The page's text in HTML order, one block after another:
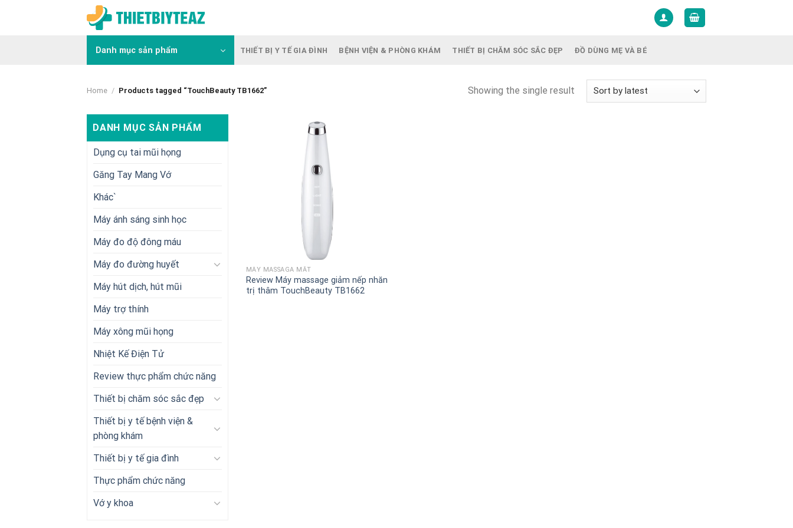
Danh mục sản phẩm THIẾT BỊ Y TẾ GIA ĐÌNH BỆNH VIỆN & PHÒNG KHÁM THIẾT BỊ CHĂM SÓC SẮC ĐẸP ĐỒ DÙNG MẸ VÀ BÉ
Home / Products tagged “TouchBeauty TB1662” Showing the single result
DANH MỤC SẢN PHẨM
Dụng cụ tai mũi họng
Găng Tay Mang Vớ
Khác`
Máy ánh sáng sinh học
Máy đo độ đông máu
Máy đo đường huyết
Máy hút dịch, hút mũi
Máy trợ thính
Máy xông mũi họng
Nhiệt Kế Điện Tử
Review thực phẩm chức năng
Thiết bị chăm sóc sắc đẹp
Thiết bị y tế bệnh viện &
phòng khám
Thiết bị y tế gia đình
Thực phẩm chức năng
Vớ y khoa
MÁY MASSAGA MẮT
Review Máy massage giảm nếp nhăn
trị thâm TouchBeauty TB1662